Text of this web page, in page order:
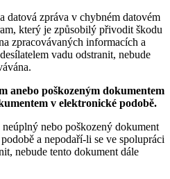
datová zpráva v chybném datovém
který je způsobilý přivodit škodu
zpracovávaných informacích a
vadu odstranit, nebude
anebo poškozeným dokumentem
v elektronické podobě.
nebo poškozený dokument
a nepodaří-li se ve spolupráci
nebude tento dokument dále